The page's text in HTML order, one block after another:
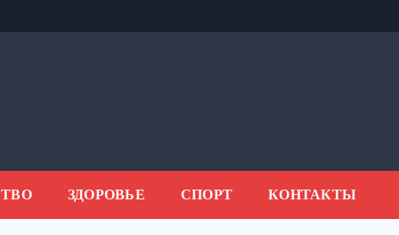
ЗДОРОВЬЕ СПОРТ КОНТАКТЫ